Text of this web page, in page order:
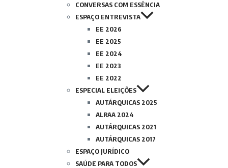
CONVERSAS COM ESSÊNCIA
ESPAÇO ENTREVISTA
EE 2026
EE 2025
EE 2024
EE 2023
EE 2022
ESPECIAL ELEIÇÕES
AUTÁRQUICAS 2025
ALRAA 2024
AUTÁRQUICAS 2021
AUTÁRQUICAS 2017
ESPAÇO JURÍDICO
SAÚDE PARA TODOS